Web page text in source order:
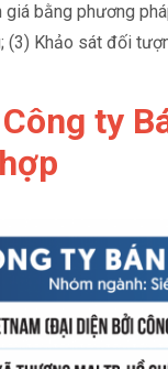
bằng phương
(3) Khảo sát đối
ty